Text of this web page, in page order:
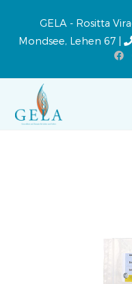
GELA - Rositta
Mondsee, Lehen 67 |